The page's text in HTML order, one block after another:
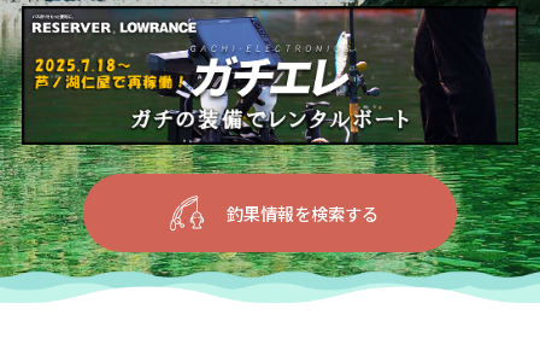
釣果情報を検索する